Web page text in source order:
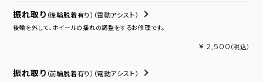
振れ取り （後輪脱着有り） （電動アシスト）
後輪を外して、ホイールの揺れの調整をするお修理です。
¥ 2,500 （税込）
振れ取り （前輪脱着有り） （電動アシスト）